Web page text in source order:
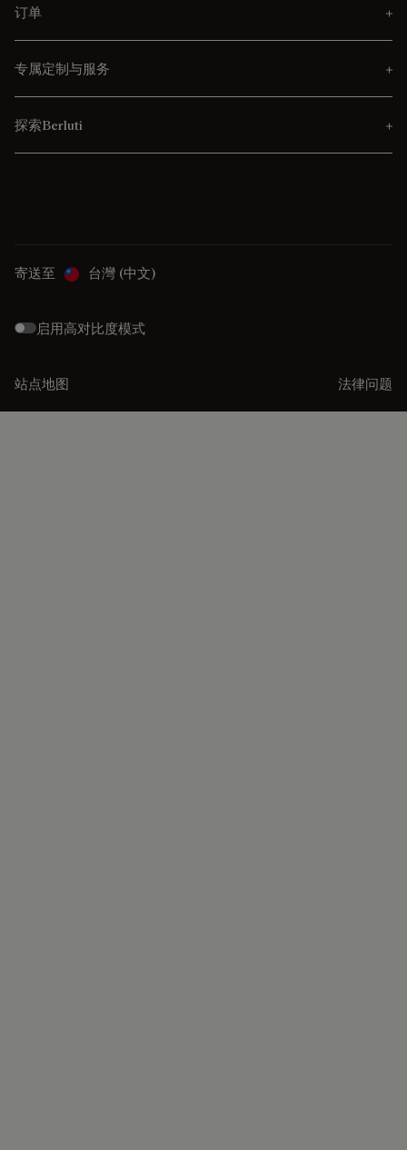
订单
专属定制与服务
探索Berluti
寄送至 台灣 (中文)
启用高对比度模式
站点地图 法律问题